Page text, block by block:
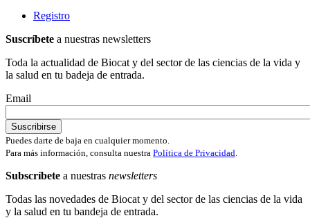
Registro
Suscríbete a nuestras newsletters
Toda la actualidad de Biocat y del sector de las ciencias de la vida y
la salud en tu badeja de entrada.
Email
Puedes darte de baja en cualquier momento.
Para más información, consulta nuestra Política de Privacidad
Subscríbete a nuestras newsletters
Todas las novedades de Biocat y del sector de las ciencias de la vida
y la salud en tu bandeja de entrada.